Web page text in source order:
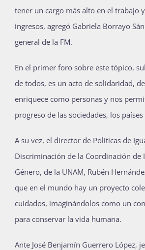
tener un cargo más alto en el trabajo
ingresos, agregó Gabriela Borrayo
general de la FM.
En el primer foro sobre este tópico,
de todos, es un acto de solidaridad,
enriquece como personas y nos
progreso de las sociedades, los
A su vez, el director de Políticas de
Discriminación de la Coordinación de
Género, de la UNAM, Rubén
que en el mundo hay un proyecto
cuidados, imaginándolos como un
para conservar la vida humana.
Ante José Benjamín Guerrero López,